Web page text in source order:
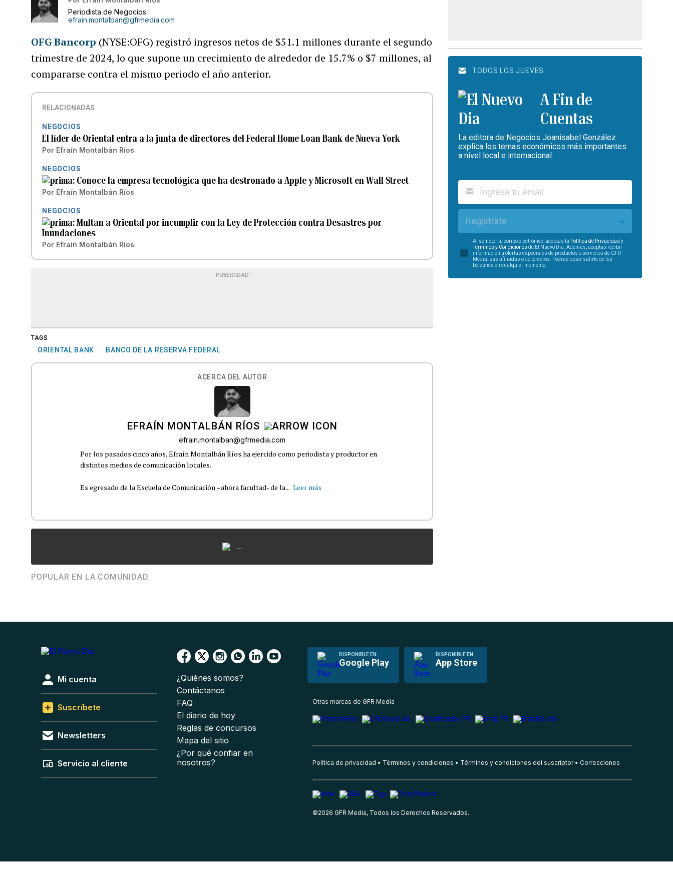
Periodista de Negocios
efrain.montalban@gfrmedia.com
OFG Bancorp (NYSE:OFG) registró ingresos netos de $51.1 millones durante el segundo
trimestre de 2024, lo que supone un crecimiento de alrededor de 15.7% o $7 millones, al
compararse contra el mismo periodo el año anterior.
RELACIONADAS
NEGOCIOS
El líder de Oriental entra a la junta de directores del Federal Home Loan Bank de Nueva York
Por Efraín Montalbán Ríos
NEGOCIOS
Conoce la empresa tecnológica que ha destronado a Apple y Microsoft en Wall Street
Por Efraín Montalbán Ríos
NEGOCIOS
Multan a Oriental por incumplir con la Ley de Protección contra Desastres por
Inundaciones
Por Efraín Montalbán Ríos
PUBLICIDAD
TAGS
ORIENTAL BANK BANCO DE LA RESERVA FEDERAL
ACERCA DEL AUTOR
EFRAÍN MONTALBÁN RÍOS
efrain.montalban@gfrmedia.com
Por los pasados cinco años, Efraín Montalbán Ríos ha ejercido como periodista y productor en
distintos medios de comunicación locales.
Es egresado de la Escuela de Comunicación –ahora facultad- de la... Leer más
...
POPULAR EN LA COMUNIDAD
TODOS LOS JUEVES
A Fin de
Cuentas
La editora de Negocios Joanisabel González
explica los temas económicos más importantes
a nivel local e internacional.
Regístrate
Al someter tu correo electrónico, aceptas la Política de Privacidad y
Términos y Condiciones de El Nuevo Día. Además, aceptas recibir
información u ofertas especiales de productos o servicios de GFR
Media, sus afiliadas o de terceros. Podrás optar salirte de los
boletines en cualquier momento.
DISPONIBLE EN
Google Play
DISPONIBLE EN
App Store
Mi cuenta
Suscríbete
Newsletters
Servicio al cliente
¿Quiénes somos?
Contáctanos
FAQ
El diario de hoy
Reglas de concursos
Mapa del sitio
¿Por qué confiar en
nosotros?
Otras marcas de GFR Media
Política de privacidad Términos y condiciones Términos y condiciones del suscriptor Correcciones
©2026 GFR Media, Todos los Derechos Reservados.